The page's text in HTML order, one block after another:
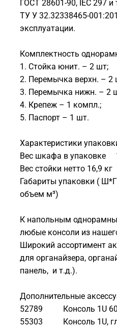
ГОСТ 28601-90, IEC 297
ТУ У 32.32338465-
эксплуатации.
Комплектность
1. Стойка юнит. – 2 шт;
2. Перемычка верхн. – 2
3. Перемычка нижн. – 2
4. Крепеж – 1 компл.;
5. Паспорт – 1 шт.
Характеристики
Вес шкафа в упаковке
Вес стойки нетто 16,9 кг
Габариты упаковки (
объем м³)
К напольным
любые консоли из
Широкий ассортимент
для органайзера,
панель, и т.д.).
Дополнительные
52789 Консоль 1U 600
55303 Консоль 1U,